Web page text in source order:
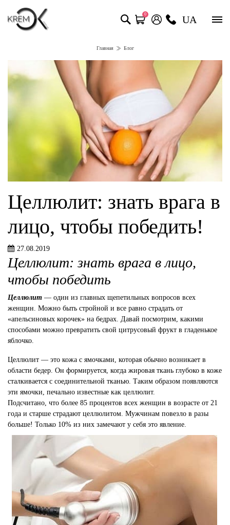
0 UA
Главная Блог
Целлюлит: знать врага в
лицо, чтобы победить!
27.08.2019
Целлюлит: знать врага в лицо,
чтобы победить
Целлюлит — один из главных щепетильных вопросов всех
женщин. Можно быть стройной и все равно страдать от
«апельсиновых корочек» на бедрах. Давай посмотрим, какими
способами можно превратить свой цитрусовый фрукт в гладенькое
яблочко.
Целлюлит — это кожа с ямочками, которая обычно возникает в
области бедер. Он формируется, когда жировая ткань глубоко в коже
сталкивается с соединительной тканью. Таким образом появляются
эти ямочки, печально известные как целлюлит.
Подсчитано, что более 85 процентов всех женщин в возрасте от 21
года и старше страдают целлюлитом. Мужчинам повезло в разы
больше! Только 10% из них замечают у себя это явление.